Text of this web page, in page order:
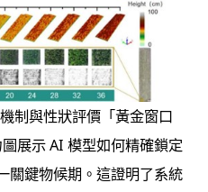
制與性狀評價「黃金窗口
展示 AI 模型如何精確鎖定
關鍵物候期。這證明了系統